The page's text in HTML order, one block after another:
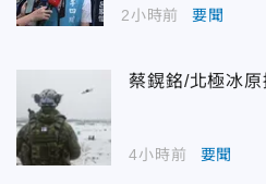
2小時前 要聞
蔡鎤銘/北極冰
4小時前 要聞